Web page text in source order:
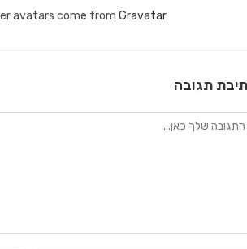
avatars come fromGravatar
תגובה